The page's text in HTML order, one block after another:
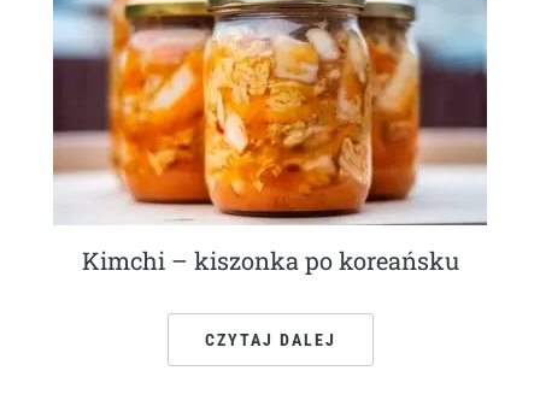
Kimchi – kiszonka po koreańsku
CZYTAJ DALEJ